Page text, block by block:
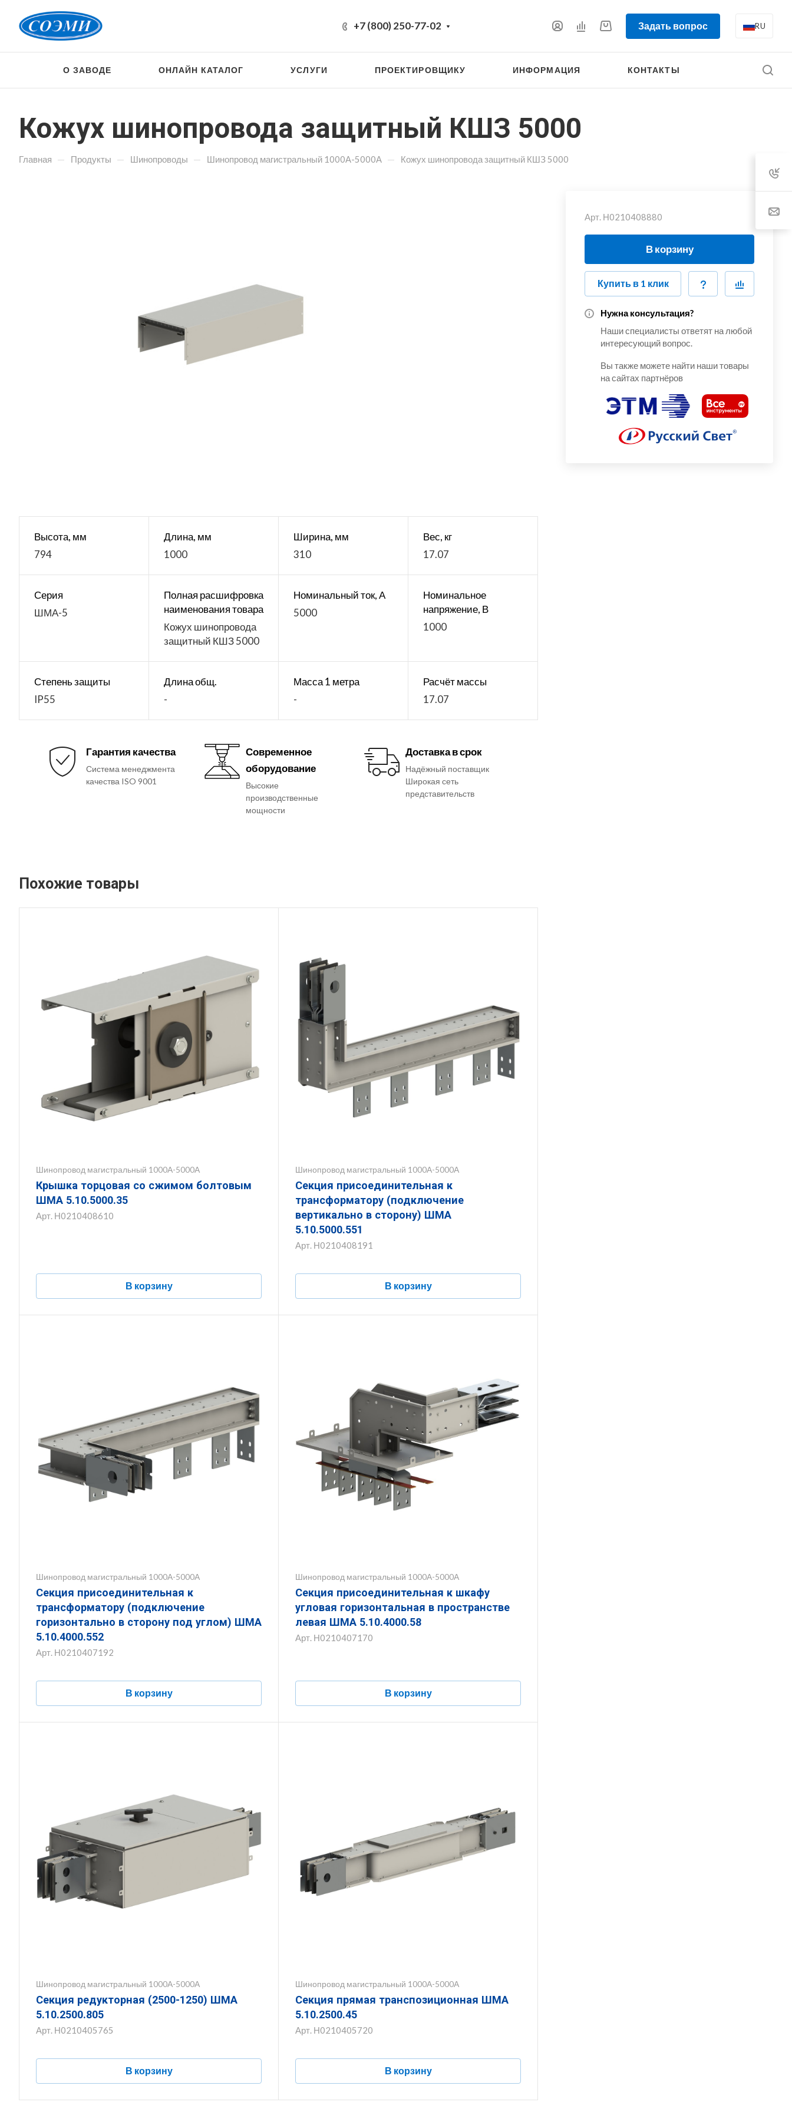
+7 (800) 250-77-02 Задать вопрос RU
О ЗАВОДЕ ОНЛАЙН КАТАЛОГ УСЛУГИ ПРОЕКТИРОВЩИКУ ИНФОРМАЦИЯ КОНТАКТЫ
Кожух шинопровода защитный КШЗ 5000
Главная — Продукты — Шинопроводы — Шинопровод магистральный 1000А-5000А — Кожух шинопровода защитный КШЗ 5000
Арт. Н0210408880
В корзину
Купить в 1 клик
Нужна консультация?
Наши специалисты ответят на любой
интересующий вопрос.
Вы также можете найти наши товары
на сайтах партнёров
Высота, мм
794
Длина, мм
1000
Ширина, мм
310
Вес, кг
17.07
Серия
ШМА-5
Полная расшифровка
наименования товара
Кожух шинопровода
защитный КШЗ 5000
Номинальный ток, А
5000
Номинальное
напряжение, В
1000
Степень защиты
IP55
Длина общ.
-
Масса 1 метра
-
Расчёт массы
17.07
Гарантия качества
Система менеджмента
качества ISO 9001
Современное
оборудование
Высокие
производственные
мощности
Доставка в срок
Надёжный поставщик
Широкая сеть
представительств
Похожие товары
Шинопровод магистральный 1000А-5000А
Крышка торцовая со сжимом болтовым
ШМА 5.10.5000.35
Арт. Н0210408610
В корзину
Шинопровод магистральный 1000А-5000А
Секция присоединительная к
трансформатору (подключение
вертикально в сторону) ШМА
5.10.5000.551
Арт. Н0210408191
В корзину
Шинопровод магистральный 1000А-5000А
Секция присоединительная к
трансформатору (подключение
горизонтально в сторону под углом) ШМА
5.10.4000.552
Арт. Н0210407192
В корзину
Шинопровод магистральный 1000А-5000А
Секция присоединительная к шкафу
угловая горизонтальная в пространстве
левая ШМА 5.10.4000.58
Арт. Н0210407170
В корзину
Шинопровод магистральный 1000А-5000А
Секция редукторная (2500-1250) ШМА
5.10.2500.805
Арт. Н0210405765
В корзину
Шинопровод магистральный 1000А-5000А
Секция прямая транспозиционная ШМА
5.10.2500.45
Арт. Н0210405720
В корзину